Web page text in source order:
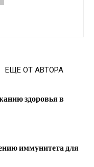
ЕЩЕ ОТ АВТОРА
здоровья в
иммунитета для